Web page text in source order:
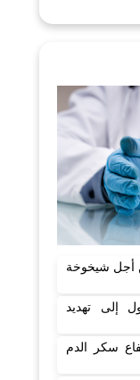
أجل شيخوخة
إلى تهديد
سكر الدم